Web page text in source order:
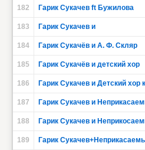
182 Гарик Сукачев ft Бужилова
183 Гарик Сукачев и
184 Гарик Сукачёв и А. Ф. Скляр
185 Гарик Сукачёв и детский хор
186 Гарик Сукачев и Детский хор
187 Гарик Сукачев и
188 Гарик Сукачев и
189 Гарик